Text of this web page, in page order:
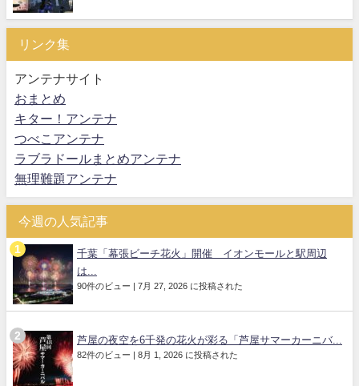
リンク集
アンテナサイト
おまとめ
キター！アンテナ
つべこアンテナ
ラブラドールまとめアンテナ
無理難題アンテナ
今週の人気記事
千葉「幕張ビーチ花火」開催 イオンモールと駅周辺
は...
90件のビュー | 7月 27, 2026 に投稿された
芦屋の夜空を6千発の花火が彩る「芦屋サマーカーニバ...
82件のビュー | 8月 1, 2026 に投稿された